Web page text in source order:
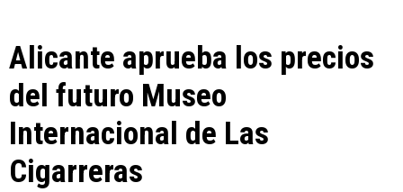
Alicante aprueba los precios
del futuro Museo
Internacional de Las
Cigarreras